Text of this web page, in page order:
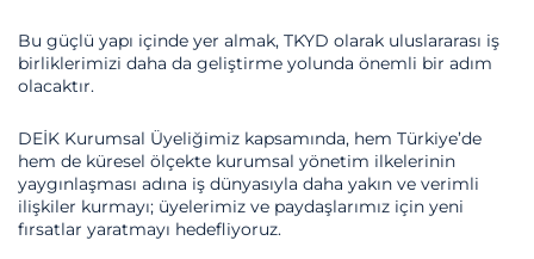
Bu güçlü yapı içinde yer almak, TKYD olarak uluslararası iş
birliklerimizi daha da geliştirme yolunda önemli bir adım
olacaktır.
DEİK Kurumsal Üyeliğimiz kapsamında, hem Türkiye’de
hem de küresel ölçekte kurumsal yönetim ilkelerinin
yaygınlaşması adına iş dünyasıyla daha yakın ve verimli
ilişkiler kurmayı; üyelerimiz ve paydaşlarımız için yeni
fırsatlar yaratmayı hedefliyoruz.